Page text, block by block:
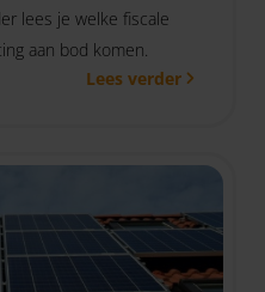
lees je welke fiscale
aan bod komen.
Lees verder